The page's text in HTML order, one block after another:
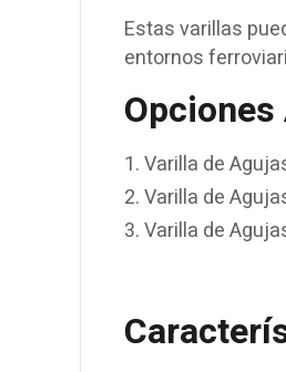
Estas varillas
entornos
Varilla de
Varilla de
Varilla de